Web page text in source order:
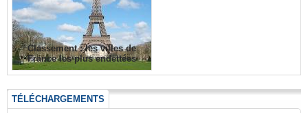
Classement : les villes de
France les plus endettées
TÉLÉCHARGEMENTS